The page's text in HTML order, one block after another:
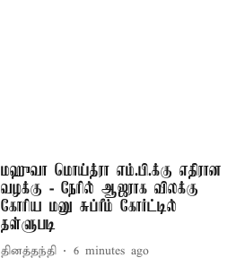
மஹுவா மொய்த்ரா எம்.பி.க்கு எதிரான
வழக்கு - நேரில் ஆஜராக விலக்கு
கோரிய மனு சுப்ரீம் கோர்ட்டில்
தள்ளுபடி
தினத்தந்தி 6 minutes ago